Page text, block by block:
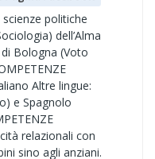
politiche
dell’Alma
Bologna (Voto
Altre lingue:
e Spagnolo
relazionali con
sino agli anziani.